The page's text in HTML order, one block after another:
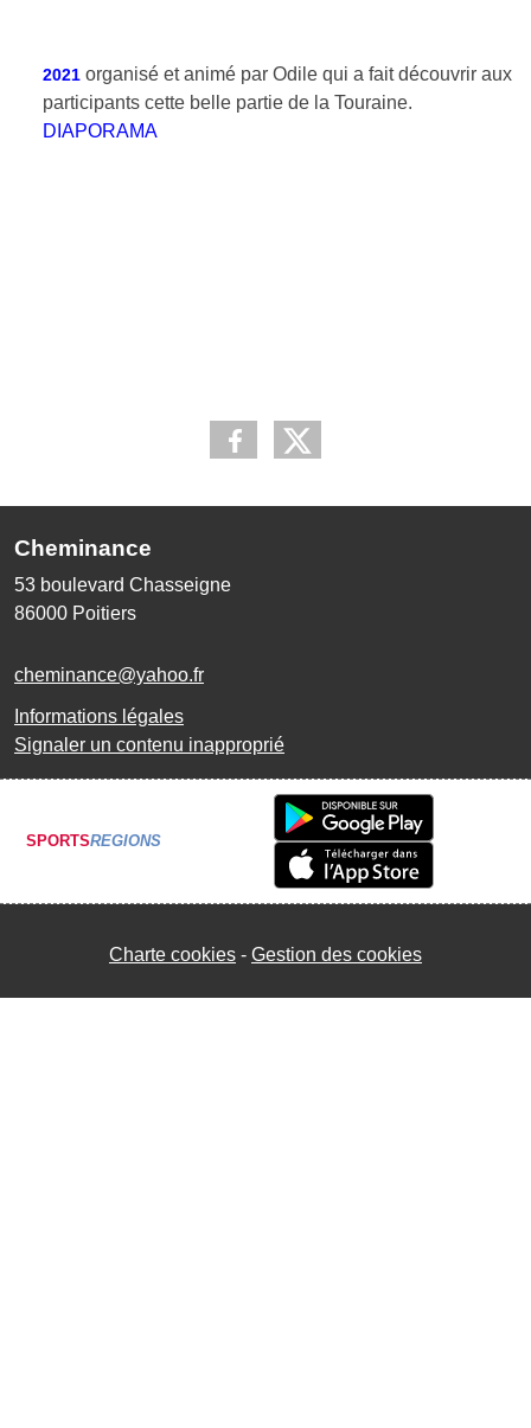
2021 organisé et animé par Odile qui a fait découvrir aux
participants cette belle partie de la Touraine.
DIAPORAMA
Cheminance
53 boulevard Chasseigne
86000 Poitiers
cheminance@yahoo.fr
Informations légales
Signaler un contenu inapproprié
SPORTSREGIONS
Charte cookies Gestion des cookies